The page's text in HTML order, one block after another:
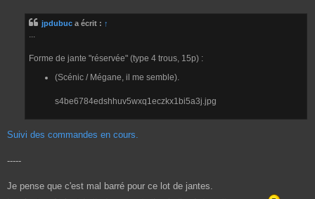
jpdubuc a écrit : ↑
...
Forme de jante "réservée" (type 4 trous, 15p) :
(Scénic / Mégane, il me semble).
s4be6784edshhuv5wxq1eczkx1bi5a3j.jpg
Suivi des commandes en cours.
-----
Je pense que c'est mal barré pour ce lot de jantes.